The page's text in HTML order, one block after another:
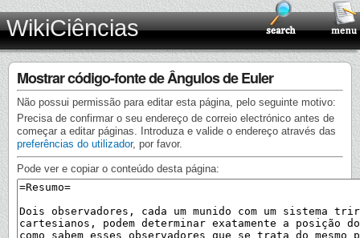
WikiCiências
Mostrar código-fonte de Ângulos de Euler
Não possui permissão para editar esta página, pelo seguinte motivo:
Precisa de confirmar o seu endereço de correio electrónico antes de
começar a editar páginas. Introduza e valide o endereço através das
preferências do utilizador, por favor.
Pode ver e copiar o conteúdo desta página: